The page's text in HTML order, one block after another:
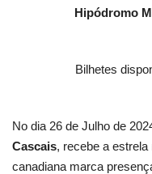
Hipódromo
Bilhetes
No dia 26 de Julho de
Cascais, recebe a estrela
canadiana marca